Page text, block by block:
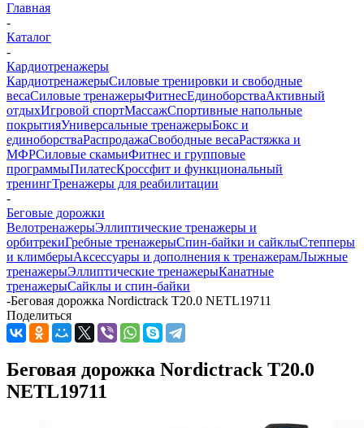
Главная
-
Каталог
-
Кардиотренажеры
КардиотренажерыСиловые тренировки и свободные
весаСиловые тренажерыФитнесЕдиноборстваАктивный
отдыхИгровой спортМассажСпортивные напольные
покрытияУниверсальные тренажерыБокс и
единоборстваРаспродажаСвободные весаРастяжка и
МФРСиловые скамьиФитнес и групповые
программыПилатесКроссфит и функциональный
тренингТренажеры для реабилитации
-
Беговые дорожки
ВелотренажерыЭллиптические тренажеры и
орбитрекиГребные тренажерыСпин-байки и сайклыСтепперы
и климберыАксессуары и дополнения к тренажерамЛыжные
тренажерыЭллиптические тренажерыКанатные
тренажерыСайклы и спин-байки
-Беговая дорожка Nordictrack T20.0 NETL19711
Поделиться
Беговая дорожка Nordictrack T20.0
NETL19711